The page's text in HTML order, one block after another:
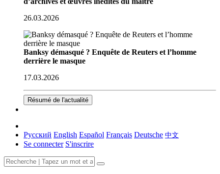
26.03.2026
Banksy démasqué ? Enquête de Reuters et l’homme
derrière le masque
17.03.2026
Résumé de l'actualité
Русский English Español Français Deutsche 中文
Se connecter S'inscrire